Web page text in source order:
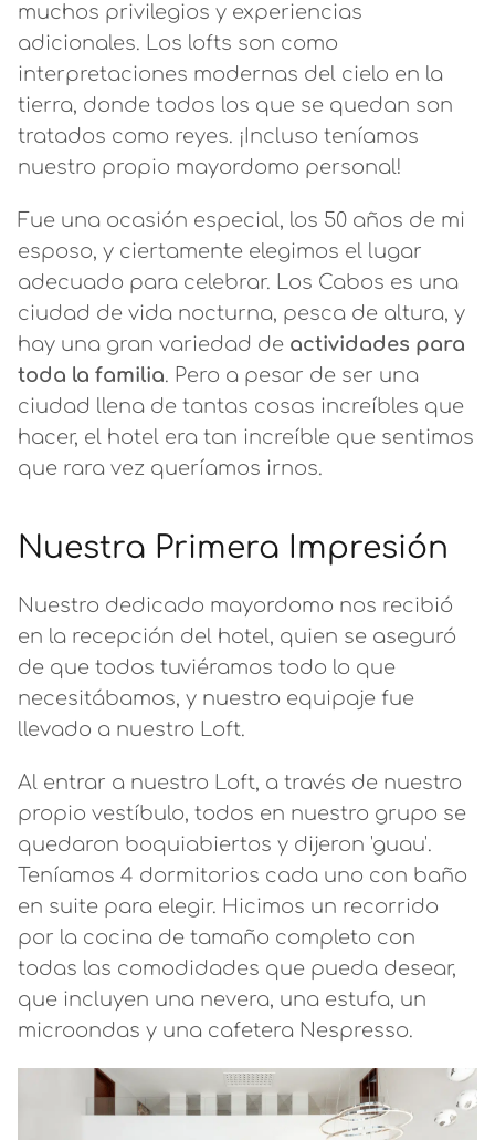
muchos privilegios y experiencias
adicionales. Los lofts son como
interpretaciones modernas del cielo en la
tierra, donde todos los que se quedan son
tratados como reyes. ¡Incluso teníamos
nuestro propio mayordomo personal!
Fue una ocasión especial, los 50 años de mi
esposo, y ciertamente elegimos el lugar
adecuado para celebrar. Los Cabos es una
ciudad de vida nocturna, pesca de altura, y
hay una gran variedad de actividades para
toda la familia. Pero a pesar de ser una
ciudad llena de tantas cosas increíbles que
hacer, el hotel era tan increíble que sentimos
que rara vez queríamos irnos.
Nuestra Primera Impresión
Nuestro dedicado mayordomo nos recibió
en la recepción del hotel, quien se aseguró
de que todos tuviéramos todo lo que
necesitábamos, y nuestro equipaje fue
llevado a nuestro Loft.
Al entrar a nuestro Loft, a través de nuestro
propio vestíbulo, todos en nuestro grupo se
quedaron boquiabiertos y dijeron 'guau'.
Teníamos 4 dormitorios cada uno con baño
en suite para elegir. Hicimos un recorrido
por la cocina de tamaño completo con
todas las comodidades que pueda desear,
que incluyen una nevera, una estufa, un
microondas y una cafetera Nespresso.